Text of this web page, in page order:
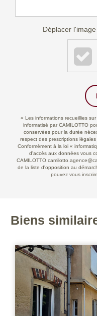
Déplacer
« Les informations recueillies
informatisé par CAMILOTTO
conservées pour la durée
respect des prescriptions
Conformément à la loi «
d'accès aux données vous
CAMILOTTO
de la liste d'opposition au
pouvez vous
Biens